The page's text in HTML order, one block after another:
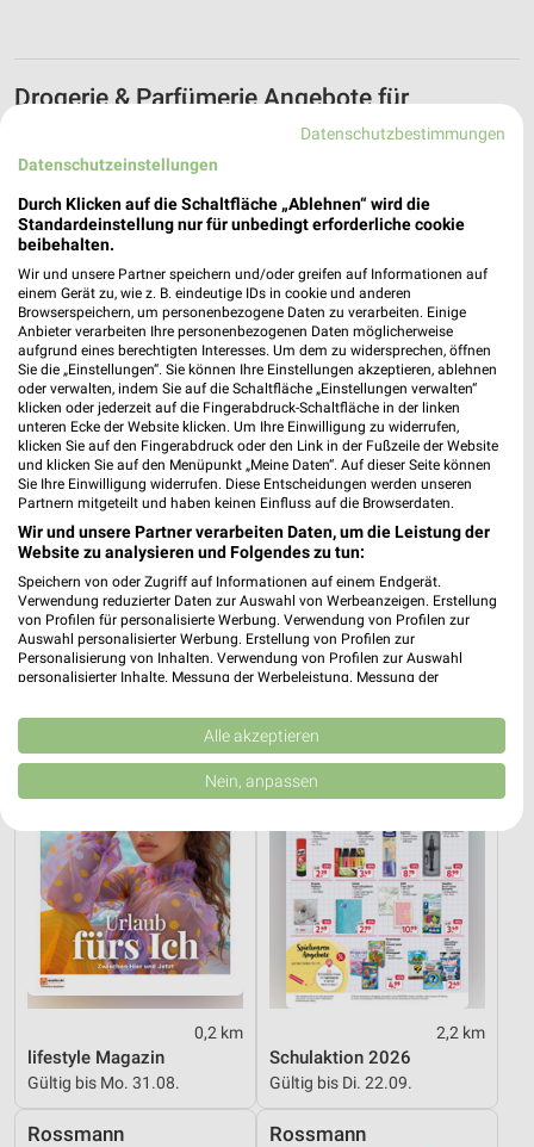
Drogerie & Parfümerie Angebote für
Regensburg und Umgebung
6 Prospekte
Müller
0,2 km
Parfümerie Highlights
Gültig bis Sa. 15.08.
Müller
0,2 km
Taschenbücher
Gültig bis Mi. 30.09.
Müller
0,2 km
lifestyle Magazin
Gültig bis Mo. 31.08.
Rossmann
2,2 km
Schulaktion 2026
Gültig bis Di. 22.09.
Rossmann Rossmann
Datenschutzbestimmungen
Datenschutzeinstellungen
Durch Klicken auf die Schaltfläche „Ablehnen“ wird die
Standardeinstellung nur für unbedingt erforderliche cookie
beibehalten.
Wir und unsere Partner speichern und/oder greifen auf Informationen auf
einem Gerät zu, wie z. B. eindeutige IDs in cookie und anderen
Browserspeichern, um personenbezogene Daten zu verarbeiten. Einige
Anbieter verarbeiten Ihre personenbezogenen Daten möglicherweise
aufgrund eines berechtigten Interesses. Um dem zu widersprechen, öffnen
Sie die „Einstellungen“. Sie können Ihre Einstellungen akzeptieren, ablehnen
oder verwalten, indem Sie auf die Schaltfläche „Einstellungen verwalten“
klicken oder jederzeit auf die Fingerabdruck-Schaltfläche in der linken
unteren Ecke der Website klicken. Um Ihre Einwilligung zu widerrufen,
klicken Sie auf den Fingerabdruck oder den Link in der Fußzeile der Website
und klicken Sie auf den Menüpunkt „Meine Daten“. Auf dieser Seite können
Sie Ihre Einwilligung widerrufen. Diese Entscheidungen werden unseren
Partnern mitgeteilt und haben keinen Einfluss auf die Browserdaten.
Wir und unsere Partner verarbeiten Daten, um die Leistung der
Website zu analysieren und Folgendes zu tun:
Speichern von oder Zugriff auf Informationen auf einem Endgerät.
Verwendung reduzierter Daten zur Auswahl von Werbeanzeigen. Erstellung
von Profilen für personalisierte Werbung. Verwendung von Profilen zur
Auswahl personalisierter Werbung. Erstellung von Profilen zur
Personalisierung von Inhalten. Verwendung von Profilen zur Auswahl
personalisierter Inhalte. Messung der Werbeleistung. Messung der
Kombinationen von Daten aus verschiedenen Quellen. Entwicklung und
Verbesserung der Angebote. Verwendung reduzierter Daten zur Auswahl
von Inhalten.
Daten können außerhalb der Europäischen Union weitergegeben und in die
Website/App.
Partnerliste anzeigen (1 IAB-Anbieter)
Wir nutzen Ihre Daten für folgende Zwecke:
IAB-Verarbeitungszwecke:
Speichern von oder Zugriff auf Informationen
auf einem Endgerät
Verwendung reduzierter Daten zur Auswahl von
Werbeanzeigen
Alle akzeptieren
Nein, anpassen